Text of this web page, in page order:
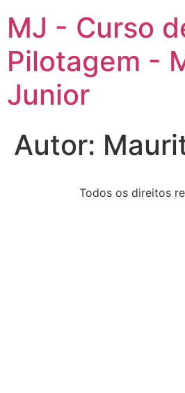
MJ - Curso
Pilotagem -
Junior
Autor:
Todos os direitos